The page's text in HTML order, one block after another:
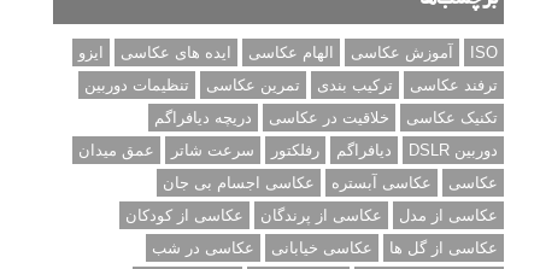
ISO آموزش عکاسی الهام عکاسی ایده های عکاسی
ایزو
ترفند عکاسی
ترکیب بندی تمرین عکاسی
تنظیمات دوربین
تکنیک عکاسی
خلاقیت در عکاسی
دریچه دیافراگم
دوربین DSLR
دیافراگم رفلکتور سرعت شاتر
عمق میدان
عکاسی
عکاسی آبستره
عکاسی اجسام بی جان
عکاسی از مدل
عکاسی از پرندگان
عکاسی از کودکان
عکاسی از گل ها
عکاسی خیابانی
عکاسی در شب